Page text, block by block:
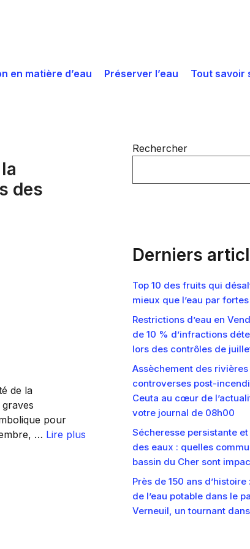
en matière d’eau Préserver l’eau Tout savoir
des
de la
pour
… Lire plus
Rechercher
Derniers
Top 10 des fruits qui
mieux que l’eau par
Restrictions d’eau en
de 10 % d’infractions
lors des contrôles de
Assèchement des rivières
controverses post-
Ceuta au cœur de
votre journal de 08h00
Sécheresse persistante
des eaux : quelles
bassin du Cher sont
Près de 150 ans d’histoire
de l’eau potable dans le
Verneuil, un tournant dans